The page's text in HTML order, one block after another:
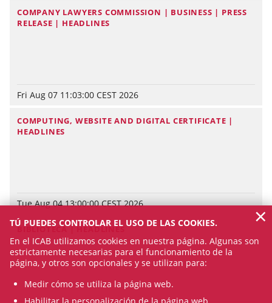
COMPANY LAWYERS COMMISSION | BUSINESS | PRESS
RELEASE | HEADLINES
Fri Aug 07 11:03:00 CEST 2026
COMPUTING, WEBSITE AND DIGITAL CERTIFICATE |
HEADLINES
Tue Aug 04 13:00:00 CEST 2026
BIBLIOTECA | HEADLINES
TÚ PUEDES CONTROLAR EL USO DE LAS COOKIES.
En el ICAB utilizamos cookies en nuestra página. Algunas son
estrictamente necesarias para el funcionamiento de la
página, y otros son opcionales y se utilizan para:
Medir cómo se utiliza la página web.
×